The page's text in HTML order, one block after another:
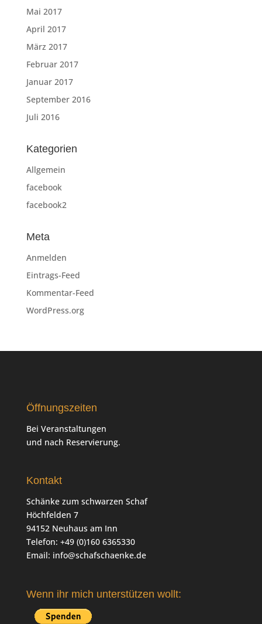
Mai 2017
April 2017
März 2017
Februar 2017
Januar 2017
September 2016
Juli 2016
Kategorien
Allgemein
facebook
facebook2
Meta
Anmelden
Eintrags-Feed
Kommentar-Feed
WordPress.org
Öffnungszeiten
Bei Veranstaltungen
und nach Reservierung.
Kontakt
Schänke zum schwarzen Schaf
Höchfelden 7
94152 Neuhaus am Inn
Telefon: +49 (0)160 6365330
Email: info@schafschaenke.de
Wenn ihr mich unterstützen wollt: